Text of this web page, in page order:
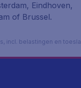
Eindhoven,
of Brussel.
incl. belastingen en